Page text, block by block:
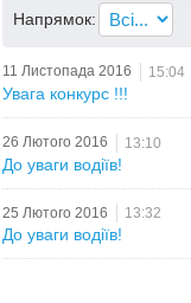
Напрямок:
11 Листопада 2016 15:04
Увага конкурс !!!
26 Лютого 2016 13:10
До уваги водіїв!
25 Лютого 2016 13:32
До уваги водіїв!